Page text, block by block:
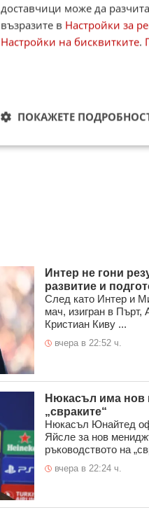
Интер не гони
развитие и
След като Интер и
мач, изигран в Пърт,
Кристиан Киву ...
вчера в 22:52 ч.
Нюкасъл има нов
„свраките“
Нюкасъл Юнайтед
Яйсле за нов
ръководството на
вчера в 22:24 ч.
доставчици може да
възразите в Настройки за
Настройки на бисквитките.
ПОКАЖЕТЕ